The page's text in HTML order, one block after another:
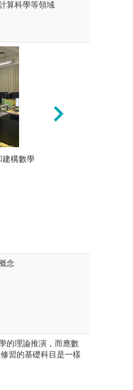
算科學等領域
建構數學
念
的理論推演，而應數
習的基礎科目是一樣